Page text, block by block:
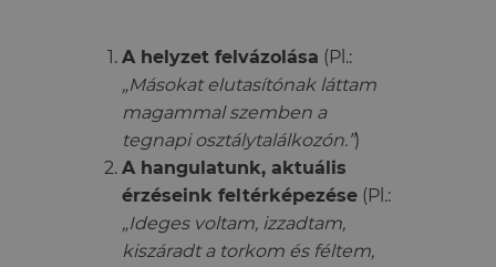
A helyzet felvázolása (Pl.:
„Másokat elutasítónak láttam
magammal szemben a
tegnapi osztálytalálkozón.”)
A hangulatunk, aktuális
érzéseink feltérképezése (Pl.:
„Ideges voltam, izzadtam,
kiszáradt a torkom és féltem,